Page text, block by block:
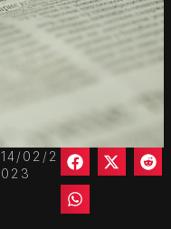
14/02/2
023